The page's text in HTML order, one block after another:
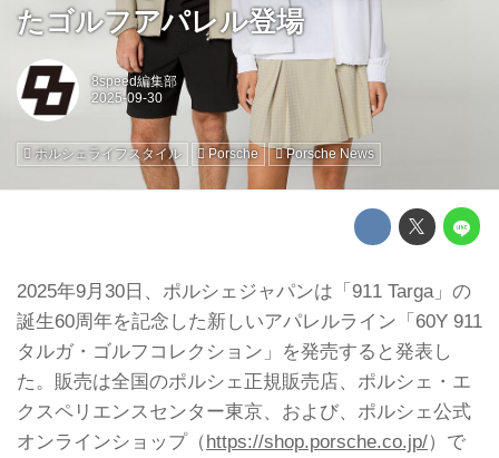
たゴルフアパレル登場
8speed編集部
ポルシェライフスタイル Porsche Porsche News
2025年9月30日、ポルシェジャパンは「911 Targa」の
誕生60周年を記念した新しいアパレルライン「60Y 911
タルガ・ゴルフコレクション」を発売すると発表し
た。販売は全国のポルシェ正規販売店、ポルシェ・エ
クスペリエンスセンター東京、および、ポルシェ公式
オンラインショップ（https://shop.porsche.co.jp/）で